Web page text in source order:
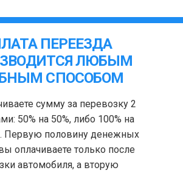
ПЕРЕЕЗДА
ЛЮБЫМ
СПОСОБОМ
сумму за перевозку 2
50% на 50%, либо 100% на
Первую половину денежных
оплачиваете только после
автомобиля, а вторую